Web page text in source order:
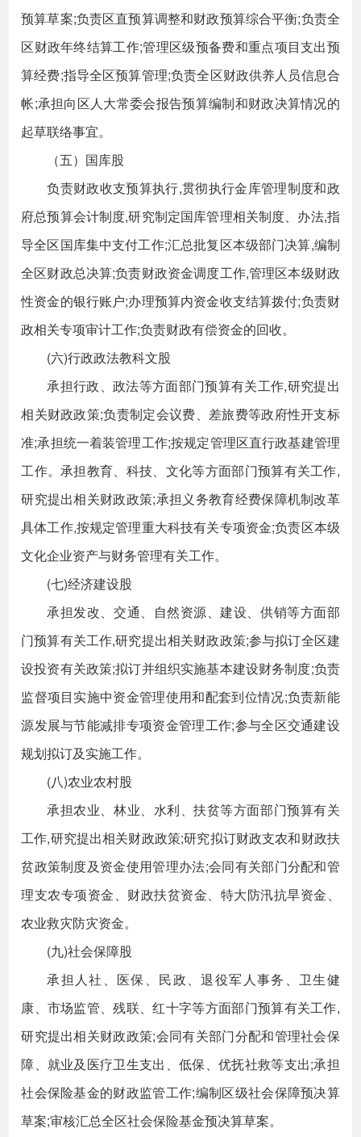
预算草案;负责区直预算调整和财政预算综合平衡;负责全
区财政年终结算工作;管理区级预备费和重点项目支出预
算经费;指导全区预算管理;负责全区财政供养人员信息合
帐;承担向区人大常委会报告预算编制和财政决算情况的
起草联络事宜。
（五）国库股
负责财政收支预算执行,贯彻执行金库管理制度和政
府总预算会计制度,研究制定国库管理相关制度、办法,指
导全区国库集中支付工作;汇总批复区本级部门决算,编制
全区财政总决算;负责财政资金调度工作,管理区本级财政
性资金的银行账户;办理预算内资金收支结算拨付;负责财
政相关专项审计工作;负责财政有偿资金的回收。
(六)行政政法教科文股
承担行政、政法等方面部门预算有关工作,研究提出
相关财政政策;负责制定会议费、差旅费等政府性开支标
准;承担统一着装管理工作;按规定管理区直行政基建管理
工作。承担教育、科技、文化等方面部门预算有关工作,
研究提出相关财政政策;承担义务教育经费保障机制改革
具体工作,按规定管理重大科技有关专项资金;负责区本级
文化企业资产与财务管理有关工作。
(七)经济建设股
承担发改、交通、自然资源、建设、供销等方面部
门预算有关工作,研究提出相关财政政策;参与拟订全区建
设投资有关政策;拟订并组织实施基本建设财务制度;负责
监督项目实施中资金管理使用和配套到位情况;负责新能
源发展与节能减排专项资金管理工作;参与全区交通建设
规划拟订及实施工作。
(八)农业农村股
承担农业、林业、水利、扶贫等方面部门预算有关
工作,研究提出相关财政政策;研究拟订财政支农和财政扶
贫政策制度及资金使用管理办法;会同有关部门分配和管
理支农专项资金、财政扶贫资金、特大防汛抗旱资金、
农业救灾防灾资金。
(九)社会保障股
承担人社、医保、民政、退役军人事务、卫生健
康、市场监管、残联、红十字等方面部门预算有关工作,
研究提出相关财政政策;会同有关部门分配和管理社会保
障、就业及医疗卫生支出、低保、优抚社救等支出;承担
社会保险基金的财政监管工作;编制区级社会保障预决算
草案;审核汇总全区社会保险基金预决算草案。